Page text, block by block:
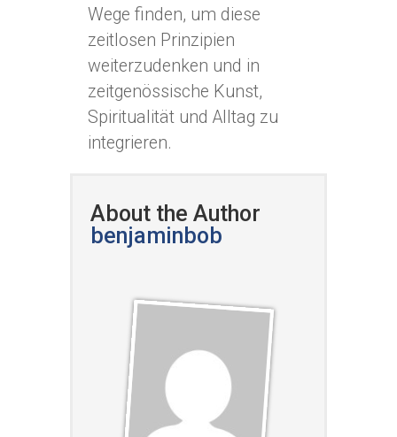
Wege finden, um diese
zeitlosen Prinzipien
weiterzudenken und in
zeitgenössische Kunst,
Spiritualität und Alltag zu
integrieren.
About the Author
benjaminbob